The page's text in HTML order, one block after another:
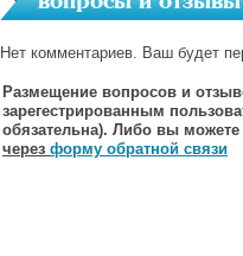
Нет комментариев. Ваш будет
Размещение вопросов и
зарегестрированным
обязательна). Либо вы можете
через форму обратной связи